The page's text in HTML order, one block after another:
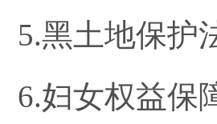
5.黑土地保护
6.妇女权益保